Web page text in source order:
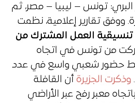
البري: تونس – ليبيا – مصر، ثم
ووفق تقارير إعلامية، نظمت
تنسيقية العمل المشترك من
من تونس في اتجاه
حضور شعبي واسع في عدد
وذكرت الجزيرة أن القافلة
معبر رفح عبر الأراضي